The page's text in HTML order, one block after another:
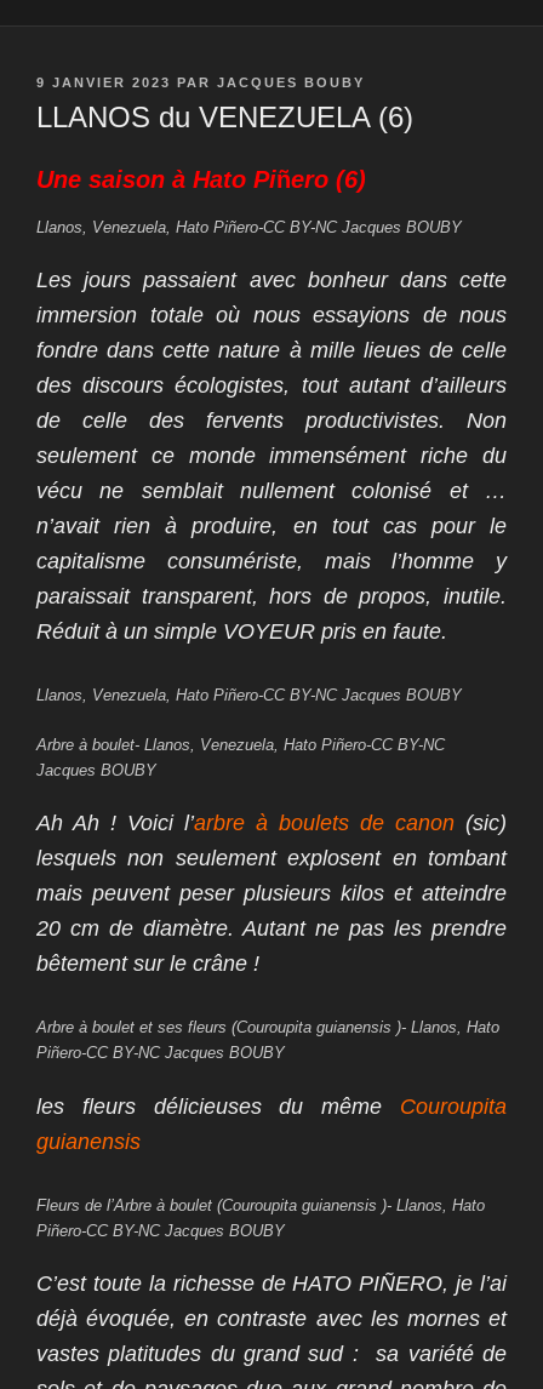
PUBLIÉ
9 JANVIER 2023 PAR JACQUES BOUBY
LLANOS du VENEZUELA (6)
Une saison à Hato Piñero (6)
Llanos, Venezuela, Hato Piñero-CC BY-NC Jacques BOUBY
Les jours passaient avec bonheur dans cette
immersion totale où nous essayions de nous
fondre dans cette nature à mille lieues de celle
des discours écologistes, tout autant d’ailleurs
de celle des fervents productivistes. Non
seulement ce monde immensément riche du
vécu ne semblait nullement colonisé et …
n’avait rien à produire, en tout cas pour le
capitalisme consumériste, mais l’homme y
paraissait transparent, hors de propos, inutile.
Réduit à un simple VOYEUR pris en faute.
Llanos, Venezuela, Hato Piñero-CC BY-NC Jacques BOUBY
Arbre à boulet- Llanos, Venezuela, Hato Piñero-CC BY-NC
Jacques BOUBY
Ah Ah ! Voici l’arbre à boulets de canon (sic)
lesquels non seulement explosent en tombant
mais peuvent peser plusieurs kilos et atteindre
20 cm de diamètre. Autant ne pas les prendre
bêtement sur le crâne !
Arbre à boulet et ses fleurs (Couroupita guianensis )- Llanos, Hato
Piñero-CC BY-NC Jacques BOUBY
les fleurs délicieuses du même Couroupita
guianensis
Fleurs de l’Arbre à boulet (Couroupita guianensis )- Llanos, Hato
Piñero-CC BY-NC Jacques BOUBY
C’est toute la richesse deHATO PIÑERO, je l’ai
déjà évoquée, en contraste avec les mornes et
vastes platitudes du grand sud : sa variété de